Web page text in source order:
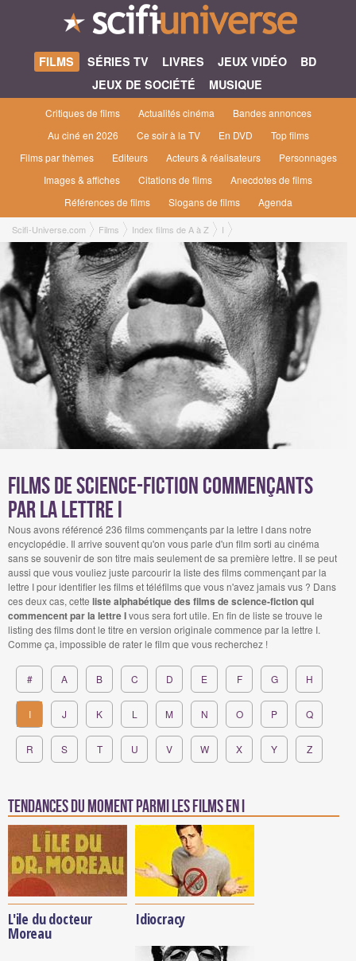
FILMS SÉRIES TV LIVRES JEUX VIDÉO
BD
JEUX DE SOCIÉTÉ
MUSIQUE
Critiques de films Actualités cinéma
Bandes annonces
Au ciné en 2026
Ce soir à la TV En DVD
Top films
Films par thèmes
Editeurs Acteurs & réalisateurs
Personnages
Images & affiches
Citations de films
Anecdotes de films
Références de films
Slogans de films Agenda
Scifi-Universe.com Films Index films de A à Z I
Films de science-fiction commençants
par la lettre I
Nous avons référencé 236 films commençants par la lettre I dans notre
encyclopédie. Il arrive souvent qu'on vous parle d'un film sorti au cinéma
sans se souvenir de son titre mais seulement de sa première lettre. Il se peut
aussi que vous vouliez juste parcourir la liste des films commençant par la
lettre I pour identifier les films et téléfilms que vous n'avez jamais vus ? Dans
ces deux cas, cette liste alphabétique des films de science-fiction qui
commencent par la lettre Ivous sera fort utile. En fin de liste se trouve le
listing des films dont le titre en version originale commence par la lettre I.
Comme ça, impossible de rater le film que vous recherchez !
# A B C D E F G H
I J K L M N O P Q
R S T U V W X Y Z
Tendances du moment parmi les films en i
L'ile du docteur
Moreau
Idiocracy